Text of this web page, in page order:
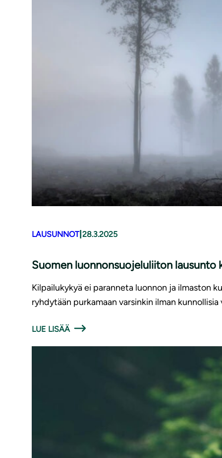
LAUSUNNOT| 28.3.2025
Suomen luonnonsuojeluliiton lausunto
Kilpailukykyä ei paranneta luonnon ja ilmaston
ryhdytään purkamaan varsinkin ilman
LUE LISÄÄ